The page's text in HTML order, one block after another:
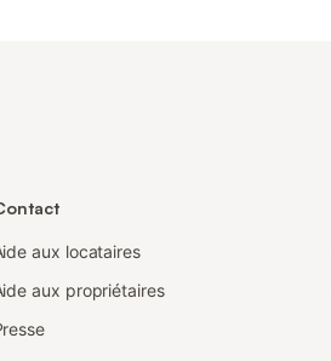
aux locataires
aux propriétaires